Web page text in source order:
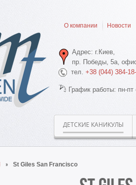
О компании Новости
Адрес: г.Киев,
пр. Победы, 5а,
тел. +38 (044) 384-
График работы: пн-
ДЕТСКИЕ КАНИКУЛЫ
St Giles San Francisco